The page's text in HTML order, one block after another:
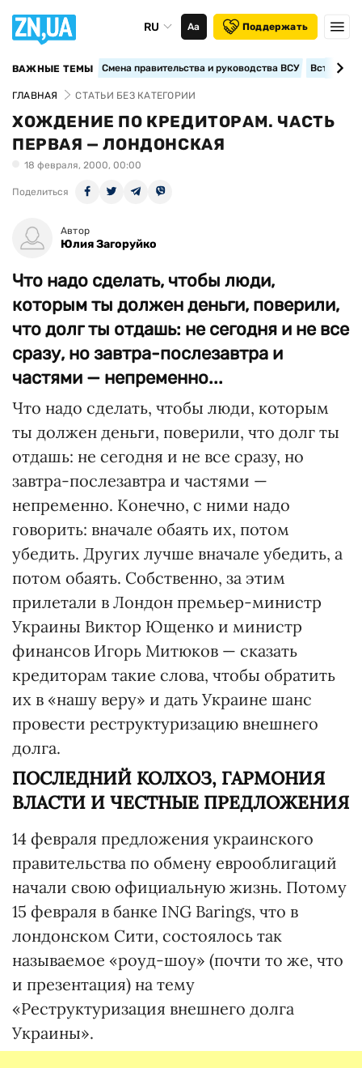
RU Аа Поддержать
ВАЖНЫЕ ТЕМЫ Смена правительства и руководства ВСУ
ГЛАВНАЯ СТАТЬИ БЕЗ КАТЕГОРИИ
ХОЖДЕНИЕ ПО КРЕДИТОРАМ. ЧАСТЬ
ПЕРВАЯ — ЛОНДОНСКАЯ
18 февраля, 2000, 00:00
Поделиться
Автор
Юлия Загоруйко
Что надо сделать, чтобы люди,
которым ты должен деньги, поверили,
что долг ты отдашь: не сегодня и не все
сразу, но завтра-послезавтра и
частями — непременно...
Что надо сделать, чтобы люди, которым
ты должен деньги, поверили, что долг ты
отдашь: не сегодня и не все сразу, но
завтра-послезавтра и частями —
непременно. Конечно, с ними надо
говорить: вначале обаять их, потом
убедить. Других лучше вначале убедить, а
потом обаять. Собственно, за этим
прилетали в Лондон премьер-министр
Украины Виктор Ющенко и министр
финансов Игорь Митюков — сказать
кредиторам такие слова, чтобы обратить
их в «нашу веру» и дать Украине шанс
провести реструктуризацию внешнего
долга.
ПОСЛЕДНИЙ КОЛХОЗ, ГАРМОНИЯ
ВЛАСТИ И ЧЕСТНЫЕ ПРЕДЛОЖЕНИЯ
14 февраля предложения украинского
правительства по обмену еврооблигаций
начали свою официальную жизнь. Потому
15 февраля в банке ING Barings, что в
лондонском Сити, состоялось так
называемое «роуд-шоу» (почти то же, что
и презентация) на тему
«Реструктуризация внешнего долга
Украины».